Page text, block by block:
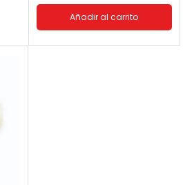
Añadir al carrito